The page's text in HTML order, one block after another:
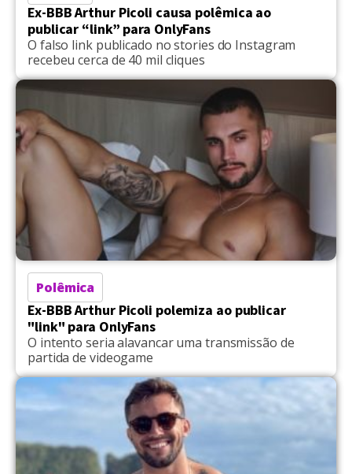
Ex-BBB Arthur Picoli causa polêmica ao
publicar “link” para OnlyFans
O falso link publicado no stories do Instagram
recebeu cerca de 40 mil cliques
Polêmica
Ex-BBB Arthur Picoli polemiza ao publicar
"link" para OnlyFans
O intento seria alavancar uma transmissão de
partida de videogame